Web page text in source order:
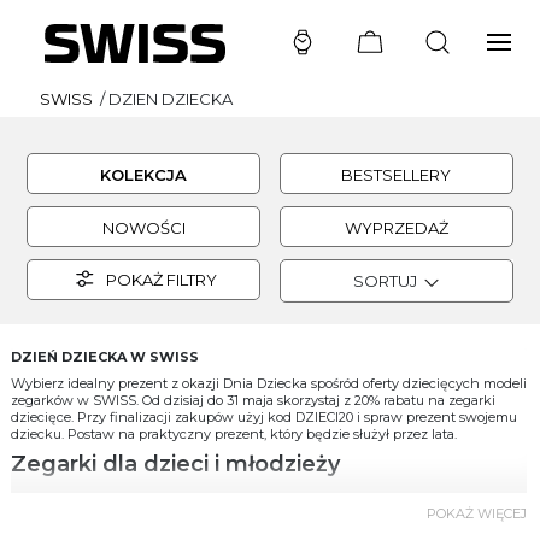
SWISS /DZIEN DZIECKA
KOLEKCJA BESTSELLERY
NOWOŚCI WYPRZEDAŻ
POKAŻ FILTRY SORTUJ
DZIEŃ DZIECKA W SWISS
Wybierz idealny prezent z okazji Dnia Dziecka spośród oferty dziecięcych modeli
zegarków w SWISS Od dzisiaj do 31 maja skorzystaj z 20% rabatu na zegarki
dziecięce. Przy finalizacji zakupów użyj kod DZIECI20 i spraw prezent swojemu
dziecku. Postaw na praktyczny prezent, który będzie służył przez lata.
Zegarki dla dzieci i młodzieży
jak i posiadać ciekawy dla dziecka design. Dzieci często to właśnie na swoich
POKAŻ WIĘCEJ